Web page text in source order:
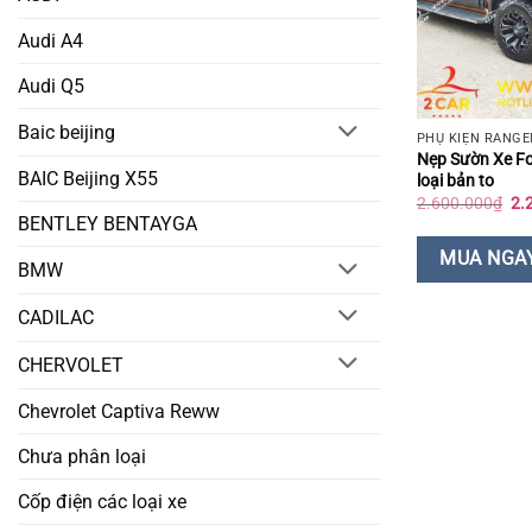
Audi A4
Audi Q5
Baic beijing
BAIC Beijing X55
BENTLEY BENTAYGA
BMW
CADILAC
CHERVOLET
Chevrolet Captiva Reww
Chưa phân loại
Cốp điện các loại xe
PHỤ KIỆN
Nẹp Sườn Xe
loại bản to
2.600.000₫
là:
MUA